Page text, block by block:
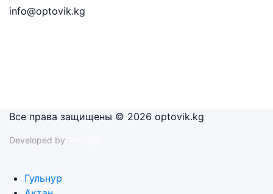
info@optovik.kg
Все права защищены © 2026 optovik.kg
Developed by
Гульнур